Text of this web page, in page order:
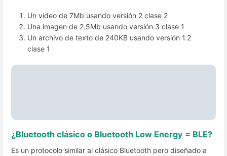
Un vídeo de 7Mb usando versión 2 clase 2
Una imagen de 2.5Mb usando versión 3 clase 1
Un archivo de texto de 240KB usando versión 1.2
clase 1
Solución
¿Bluetooth clásico o Bluetooth Low Energy = BLE?
Es un protocolo similar al clásico Bluetooth pero diseñado a